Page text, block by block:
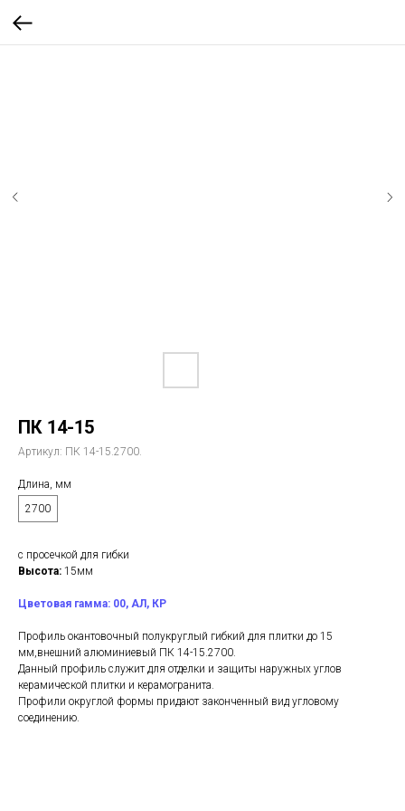
ПК 14-15
Артикул: ПК 14-15.2700.
Длина, мм
2700
с просечкой для гибки
Высота: 15мм
Цветовая гамма: 00, АЛ, КР
Профиль окантовочный полукруглый гибкий для плитки до 15
мм,внешний алюминиевый ПК 14-15.2700.
Данный профиль служит для отделки и защиты наружных углов
керамической плитки и керамогранита.
Профили округлой формы придают законченный вид угловому
соединению.